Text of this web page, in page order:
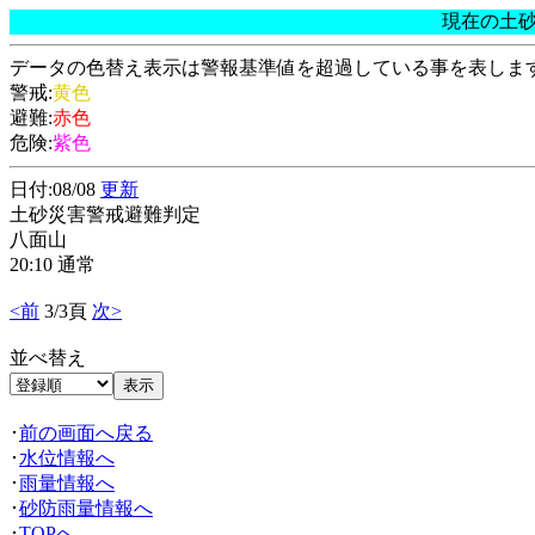
現在の土
データの色替え表示は警報基準値を超過している事を表しま
警戒:黄色
避難:赤色
危険:紫色
日付:08/08 更新
土砂災害警戒避難判定
八面山
20:10 通常
<前 3/3頁 次>
並べ替え
･前の画面へ戻る
･ 水位情報へ
･雨量情報へ
･砂防雨量情報へ